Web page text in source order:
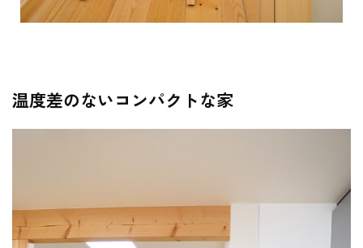
温度差のないコンパクトな家